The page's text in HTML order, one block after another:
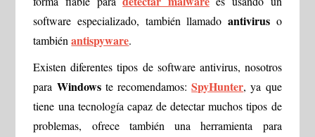
software especializado, también llamado antivirus o
también antispyware.
Existen diferentes tipos de software antivirus, nosotros
para Windows te recomendamos:SpyHunter, ya que
tiene una tecnología capaz de detectar muchos tipos de
problemas, ofrece también una herramienta para